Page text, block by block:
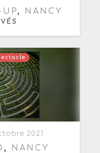
, NANCY
2021
, NANCY